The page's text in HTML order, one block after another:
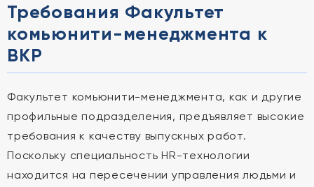
Требования Факультет
комьюнити-менеджмента к
ВКР
Факультет комьюнити-менеджмента, как и другие
профильные подразделения, предъявляет высокие
требования к качеству выпускных работ.
Поскольку специальность HR-технологии
находится на пересечении управления людьми и